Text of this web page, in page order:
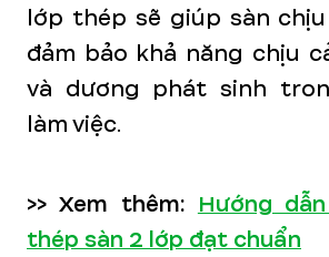
lớp thép sẽ giúp sàn
đảm bảo khả năng chịu
và dương phát sinh
làm việc.
>> Xem thêm: Hướng
thép sàn 2 lớp đạt chuẩn